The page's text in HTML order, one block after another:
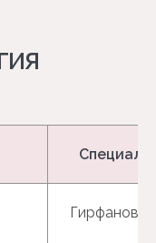
Гирфанова